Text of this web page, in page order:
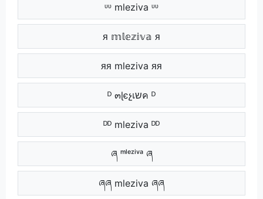
ᶹᶹ mleziva ᶹᶹ
ᴙ 𝕞𝕝𝕖𝕫𝕚𝕧𝕒 ᴙ
ᴙᴙ mleziva ᴙᴙ
ᴰ ๓ɭєչเשค ᴰ
ᴰᴰ mleziva ᴰᴰ
ཞ ᵐˡᵉᶻⁱᵛᵃ ཞ
ཞཞ mleziva ཞཞ